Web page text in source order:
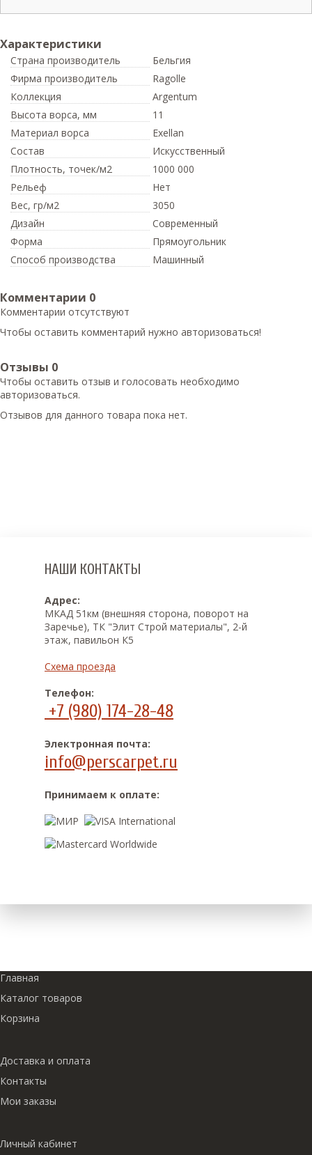
Характеристики
Страна производитель
Бельгия
Фирма производитель
Ragolle
Коллекция
Argentum
Высота ворса, мм
11
Материал ворса
Exellan
Состав
Искусственный
Плотность, точек/м2
1000 000
Рельеф
Нет
Вес, гр/м2
3050
Дизайн
Современный
Форма
Прямоугольник
Способ производства
Машинный
Комментарии 0
Комментарии отсутствуют
Чтобы оставить комментарий нужно авторизоваться!
Отзывы 0
Чтобы оcтавить отзыв и голосовать необходимо
авторизоваться.
Отзывов для данного товара пока нет.
НАШИ КОНТАКТЫ
Адрес:
МКАД 51км (внешняя сторона, поворот на
Заречье), ТК "Элит Строй материалы", 2-й
этаж, павильон К5
Схема проезда
Телефон:
+7 (980) 174-28-48
Электронная почта:
info@perscarpet.ru
Принимаем к оплате:
Главная
Каталог товаров
Корзина
Доставка и оплата
Контакты
Мои заказы
Личный кабинет